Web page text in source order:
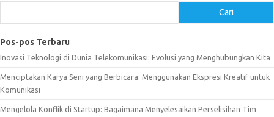
Cari
Pos-pos Terbaru
Inovasi Teknologi di Dunia Telekomunikasi: Evolusi yang Menghubungkan Kita
Menciptakan Karya Seni yang Berbicara: Menggunakan Ekspresi Kreatif untuk
Komunikasi
Mengelola Konflik di Startup: Bagaimana Menyelesaikan Perselisihan Tim